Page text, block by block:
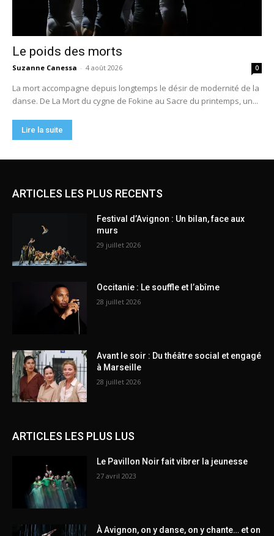
ARTICLES LES PLUS RECENTS
Festival d’Avignon : Un bilan, face aux
murs
29 juillet 2026
Occitanie : Le souffle et l’abîme
28 juillet 2026
Avant le soir : Du théâtre social et engagé
à Marseille
28 juillet 2026
ARTICLES LES PLUS LUS
Le Pavillon Noir fait vibrer la jeunesse
27 avril 2023
À Avignon, on y danse, on y chante… et on